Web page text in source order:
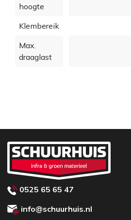
hoogte
Klembereik
Max.
draaglast
0525 65 65 47
info@schuurhuis.nl